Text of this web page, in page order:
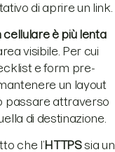
di aprire un link.
cellulare è più lenta
visibile. Per cui
e form pre-
un layout
passare attraverso
di destinazione.
che l’HTTPSsia un